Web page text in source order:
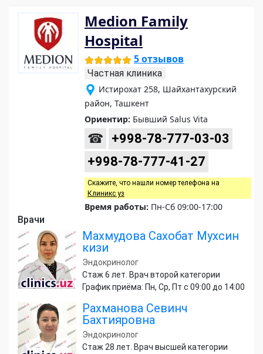
Medion Family
Hospital
5 отзывов
Частная клиника
Истирохат 258, Шайхантахурский
район, Ташкент
Ориентир: Бывший Salus Vita
☎
+998-78-777-03-03
+998-78-777-41-27
Скажите, что нашли номер телефона на
Клиникс уз
Время работы: Пн-Сб 09:00-17:00
Врачи
Махмудова Сахобат Мухсин
кизи
Эндокринолог
Стаж 6 лет. Врач второй категории
График приёма: Пн, Ср, Пт с 09:00 до 14:00
Рахманова Севинч
Бахтияровна
Эндокринолог
Стаж 28 лет. Врач высшей категории